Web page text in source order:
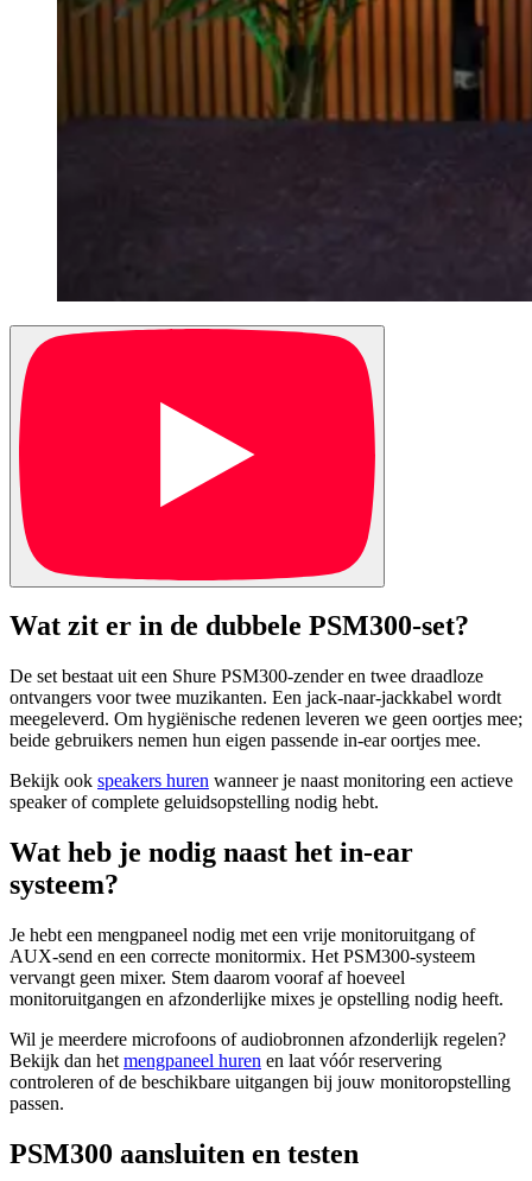
Wat zit er in de dubbele PSM300-set?
De set bestaat uit een Shure PSM300-zender en twee draadloze
ontvangers voor twee muzikanten. Een jack-naar-jackkabel wordt
meegeleverd. Om hygiënische redenen leveren we geen oortjes mee;
beide gebruikers nemen hun eigen passende in-ear oortjes mee.
Bekijk ook speakers huren wanneer je naast monitoring een actieve
speaker of complete geluidsopstelling nodig hebt.
Wat heb je nodig naast het in-ear
systeem?
Je hebt een mengpaneel nodig met een vrije monitoruitgang of
AUX-send en een correcte monitormix. Het PSM300-systeem
vervangt geen mixer. Stem daarom vooraf af hoeveel
monitoruitgangen en afzonderlijke mixes je opstelling nodig heeft.
Wil je meerdere microfoons of audiobronnen afzonderlijk regelen?
Bekijk dan het mengpaneel huren en laat vóór reservering
controleren of de beschikbare uitgangen bij jouw monitoropstelling
passen.
PSM300 aansluiten en testen